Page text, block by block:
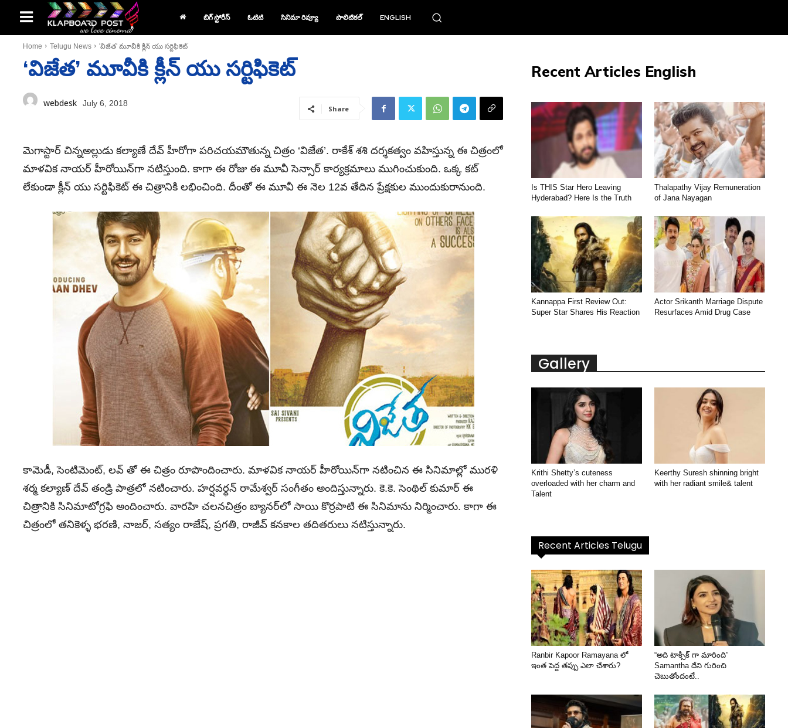
బిగ్ స్టోరీస్ ఓటిటి సినిమా రివ్యూ పొలిటికల్ ENGLISH
Home Telugu News 'విజేత' మూవీకి క్లీన్‌ యు సర్టిఫికెట్‌
‘విజేత’ మూవీకి క్లీన్‌ యు సర్టిఫికెట్‌
webdesk July 6, 2018
Share
మెగాస్టార్‌ చిన్నఅల్లుడు కల్యాణే దేవ్‌ హీరోగా పరిచయమౌతున్న చిత్రం ‘విజేత’. రాకేశ్‌ శశి దర్శకత్వం వహిస్తున్న ఈ చిత్రంలో
మాళవిక నాయర్‌ హీరోయిన్‌గా నటిస్తుంది. కాగా ఈ రోజు ఈ మూవీ సెన్సార్‌ కార్యక్రమాలు ముగించుకుంది. ఒక్క కట్‌
లేకుండా క్లీన్‌ యు సర్టిఫికెట్‌ ఈ చిత్రానికి లభించింది. దీంతో ఈ మూవీ ఈ నెల 12వ తేదిన ప్రేక్షకుల ముందుకురానుంది.
కామెడీ, సెంటిమెంట్‌, లవ్‌ తో ఈ చిత్రం రూపొందించారు. మాళవిక నాయర్‌ హీరోయిన్‌గా నటించిన ఈ సినిమాల్లో మురళి
శర్మ కల్యాణ్‌ దేవ్‌ తండ్రి పాత్రలో నటించారు. హర్షవర్ధన్‌ రామేశ్వర్‌ సంగీతం అందిస్తున్నారు. కె.కె. సెంథిల్‌ కుమార్‌ ఈ
చిత్రానికి సినిమాటోగ్రఫి అందించారు. వారహి చలనచిత్రం బ్యానర్‌లో సాయి కొర్రపాటి ఈ సినిమాను నిర్మించారు. కాగా ఈ
చిత్రంలో తనికెళ్ళ భరణి, నాజర్‌, సత్యం రాజేష్‌, ప్రగతి, రాజీవ్‌ కనకాల తదితరులు నటిస్తున్నారు.
Recent Articles English
Is THIS Star Hero Leaving
Hyderabad? Here Is the Truth
Thalapathy Vijay Remuneration
of Jana Nayagan
Kannappa First Review Out:
Super Star Shares His Reaction
Actor Srikanth Marriage Dispute
Resurfaces Amid Drug Case
Gallery
Krithi Shetty’s cuteness
overloaded with her charm and
Talent
Keerthy Suresh shinning bright
with her radiant smile& talent
Recent Articles Telugu
Ranbir Kapoor Ramayana లో
ఇంత పెద్ద తప్పు ఎలా చేశారు?
“అది టాక్సిక్ గా మారింది”
Samantha దేని గురించి
చెబుతోందంటే..